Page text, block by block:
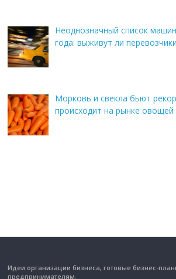
Неоднозначный список
года: выживут ли
Морковь и свекла бьют
происходит на рынке овощей
Идеи организации бизнеса, готовые бизнес-
предпринимателям.